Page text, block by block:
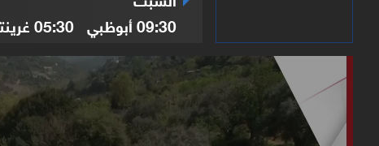
09:30أبوظبي 05:30